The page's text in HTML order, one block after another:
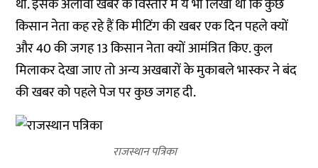
थीं. इसके अलावा खबर के विस्तार में ये भी लिखा था कि कुछ
किसान नेता कह रहे हैं कि मीटिंग की खबर एक दिन पहले क्यों
और 40 की जगह 13 किसान नेता क्यों आमंत्रित किए. कुल
मिलाकर देखा जाए तो अन्य अखबारों के मुकाबले भास्कर ने बंद
की खबर को पहले पेज पर कुछ जगह दी.
राजस्थान पत्रिका